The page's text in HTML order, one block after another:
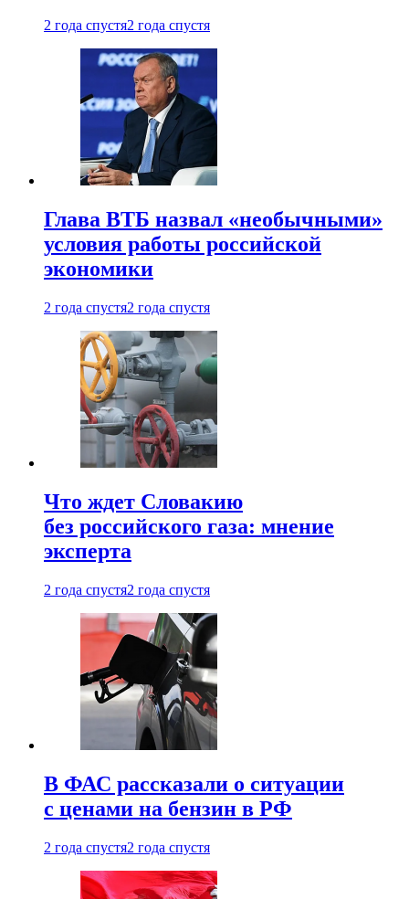
2 года спустя2 года спустя
Глава ВТБ назвал «необычными»
условия работы российской
экономики
2 года спустя2 года спустя
Что ждет Словакию
без российского газа: мнение
эксперта
2 года спустя2 года спустя
В ФАС рассказали о ситуации
с ценами на бензин в РФ
2 года спустя2 года спустя